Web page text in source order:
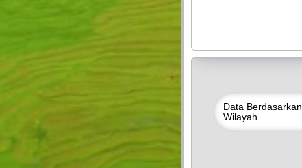
Data Berdasarkan
Wilayah